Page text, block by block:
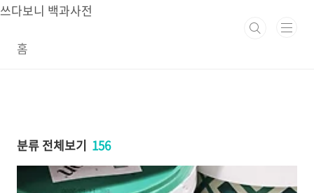
본문 바로가기
쓰다보니 백과사전
홈
분류 전체보기 156